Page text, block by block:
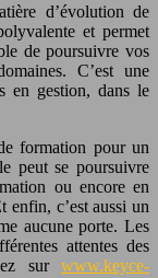
d’évolution de
et permet
de poursuivre vos
C’est une
en gestion, dans le
formation pour un
peut se poursuivre
ou encore en
c’est aussi un
aucune porte. Les
attentes des
sur www.keyce-